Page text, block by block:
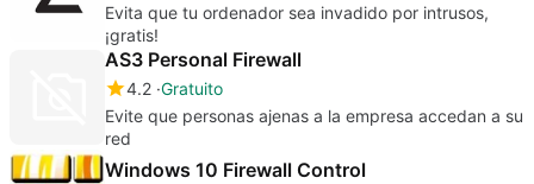
Evita que tu ordenador sea invadido por intrusos,
¡gratis!
AS3 Personal Firewall
4.2 Gratuito
Evite que personas ajenas a la empresa accedan a su
red
Windows 10 Firewall Control